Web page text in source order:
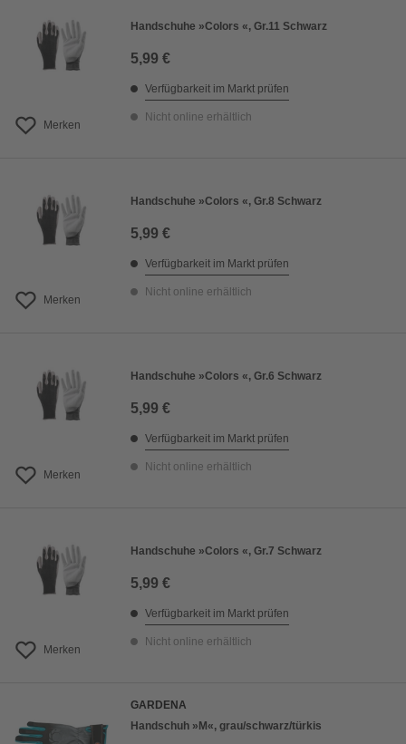
Merken
Handschuhe »Colors «, Gr.11 Schwarz
5,99 €
Verfügbarkeit im Markt prüfen
Nicht online erhältlich
Merken
Handschuhe »Colors «, Gr.8 Schwarz
5,99 €
Verfügbarkeit im Markt prüfen
Nicht online erhältlich
Merken
Handschuhe »Colors «, Gr.6 Schwarz
5,99 €
Verfügbarkeit im Markt prüfen
Nicht online erhältlich
Merken
Handschuhe »Colors «, Gr.7 Schwarz
5,99 €
Verfügbarkeit im Markt prüfen
Nicht online erhältlich
GARDENA
Handschuh »M«, grau/schwarz/türkis